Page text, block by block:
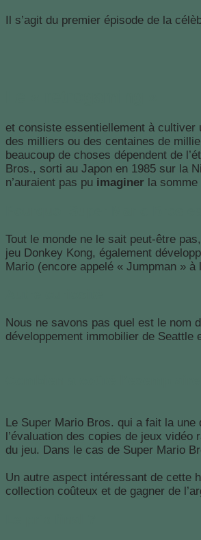
Il s’agit du premier épisode de la
et consiste essentiellement à cultiver
des milliers ou des centaines de
beaucoup de choses dépendent de
Bros., sorti au Japon en 1985 sur la
n’auraient pas pu imaginer la somme
Tout le monde ne le sait peut-être
jeu Donkey Kong, également
Mario (encore appelé « Jumpman »
Nous ne savons pas quel est le nom
développement immobilier de Seattle
Le Super Mario Bros. qui a fait la
l’évaluation des copies de jeux
du jeu. Dans le cas de Super Mario
Un autre aspect intéressant de cette
collection coûteux et de gagner de